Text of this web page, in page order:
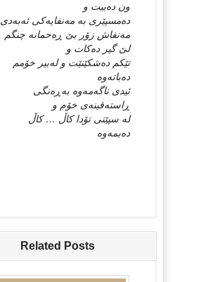
ون ده‌بیت و
ده‌مسپێری به‌ مه‌نفایه‌كی ئه‌به‌دی
مه‌نفاش زۆر بێ‌ ڕه‌حمانه‌ چنگم
لێ‌ گیر ده‌كات و
تێكم ده‌شكێنێت و له‌بیر خۆمم
ده‌باته‌وه‌
ئیدی ناگه‌مه‌وه‌ به‌ڕه‌نگی
ڕاسته‌قینه‌ی خۆم و
له‌ سپێتی تۆدا كاڵ … كاڵ
ده‌بمه‌وه‌
Related Posts